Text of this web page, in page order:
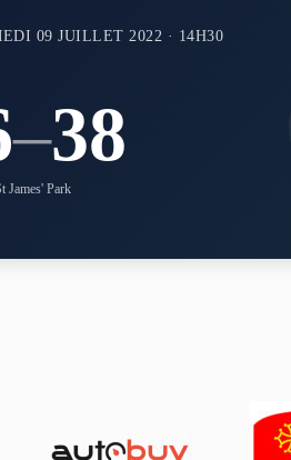
09 JUILLET 2022 · 14H30
–38
James' Park